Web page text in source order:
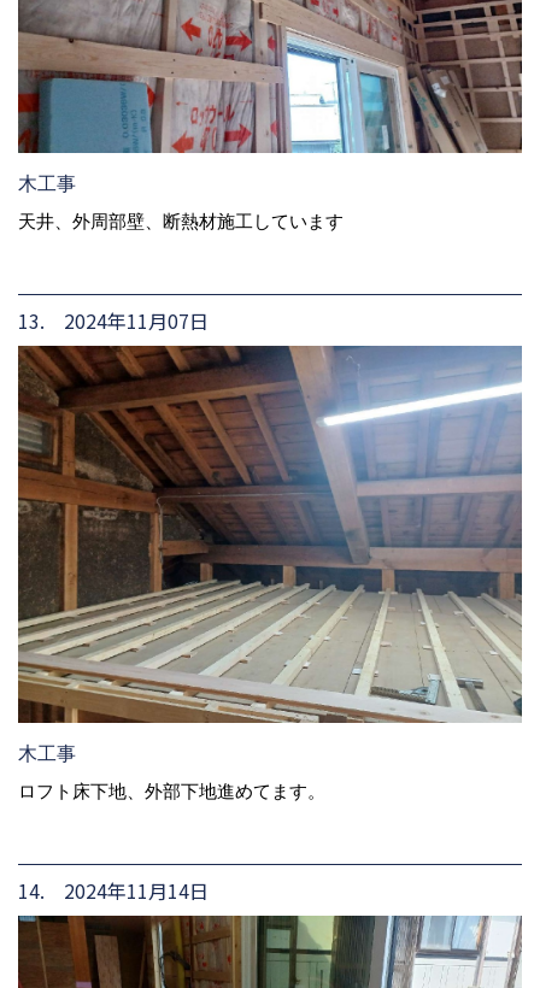
木工事
天井、外周部壁、断熱材施工しています
13. 2024年11月07日
木工事
ロフト床下地、外部下地進めてます。
14. 2024年11月14日